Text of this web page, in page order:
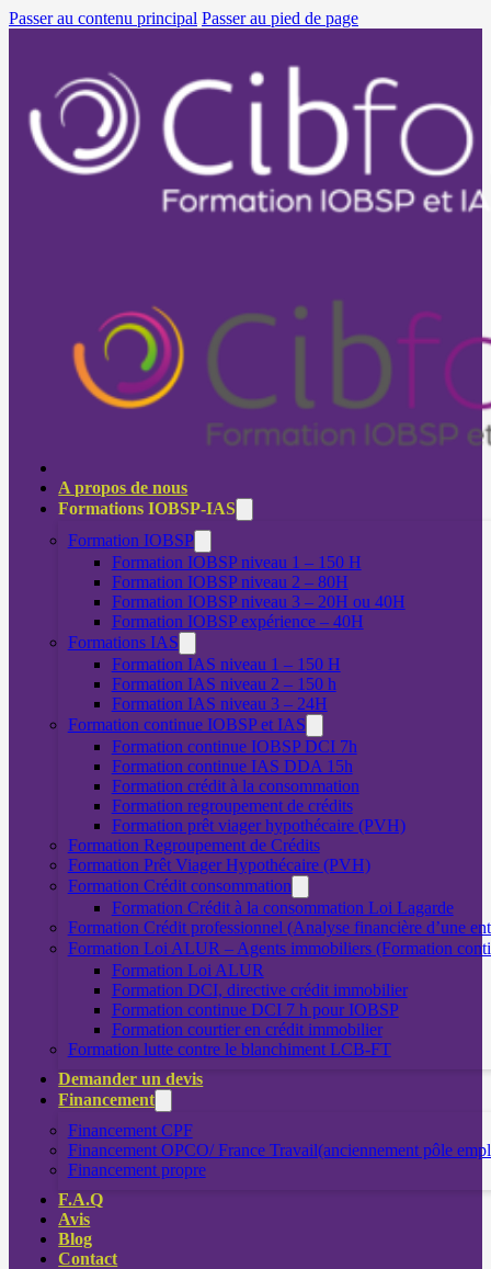
Passer au contenu principal Passer au pied de page
A propos de nous
Formations IOBSP-IAS
Formation IOBSP
Formation IOBSP niveau 1 – 150 H
Formation IOBSP niveau 2 – 80H
Formation IOBSP niveau 3 – 20H ou 40H
Formation IOBSP expérience – 40H
Formations IAS
Formation IAS niveau 1 – 150 H
Formation IAS niveau 2 – 150 h
Formation IAS niveau 3 – 24H
Formation continue IOBSP et IAS
Formation continue IOBSP DCI 7h
Formation continue IAS DDA 15h
Formation crédit à la consommation
Formation regroupement de crédits
Formation prêt viager hypothécaire (PVH)
Formation Regroupement de Crédits
Formation Prêt Viager Hypothécaire (PVH)
Formation Crédit consommation
Formation Crédit à la consommation Loi Lagarde
Formation Crédit professionnel (Analyse financière d’une
Formation Loi ALUR – Agents immobiliers (Formation
Formation Loi ALUR
Formation DCI, directive crédit immobilier
Formation continue DCI 7 h pour IOBSP
Formation courtier en crédit immobilier
Formation lutte contre le blanchiment LCB-FT
Demander un devis
Financement
Financement CPF
Financement OPCO/ France Travail(anciennement pôle
Financement propre
F.A.Q
Avis
Blog
Contact